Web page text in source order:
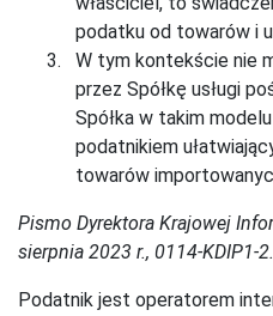
podatku od towarów i
W tym kontekście nie
przez Spółkę usługi
Spółka w takim
podatnikiem
towarów
Pismo Dyrektora Krajowej
sierpnia 2023 r., 0114-KDIP1-
Podatnik jest operatorem